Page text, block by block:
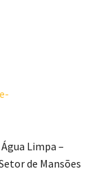
Limpa –
de Mansões